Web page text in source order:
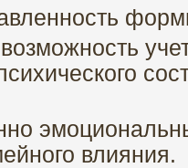
влияния.